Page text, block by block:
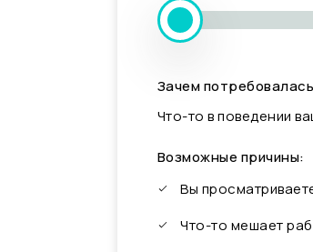
Зачем
Что-то в поведении
Возможные причины:
Вы
Что-то мешает